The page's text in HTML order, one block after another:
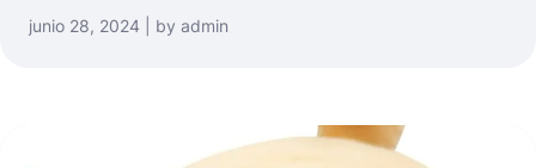
junio 28, 2024 | by admin